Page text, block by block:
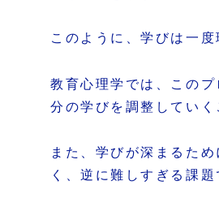
このように、学びは一
教育心理学では、この
分の学びを調整してい
また、学びが深まるた
く、逆に難しすぎる課